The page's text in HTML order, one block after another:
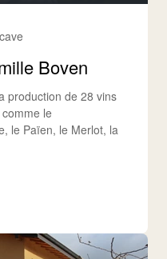
Boven
production de 28 vins
le
le Païen, le Merlot, la